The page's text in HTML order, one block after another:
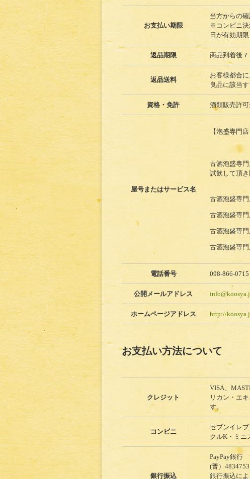
お支払い期限
当方からの
※コンビニ決
日が有効期
返品期限 商品到着後
返品送料
お客様都合
良品に該当
資格・免許 酒類販売許
屋号またはサービス名
【泡盛専門
古酒泡盛専
試飲して頂
古酒泡盛専
古酒泡盛専
古酒泡盛専
古酒泡盛専
電話番号 098-866-0715
公開メールアドレス
ホームページアドレス http://
お支払い方法について
クレジット
VISA、
リカン・エ
す。
コンビニ
セブンイレ
クルK・ミニ
銀行振込
PayPay銀行
(普）
銀行振込に